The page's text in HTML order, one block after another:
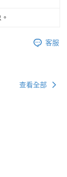
客服
查看全部